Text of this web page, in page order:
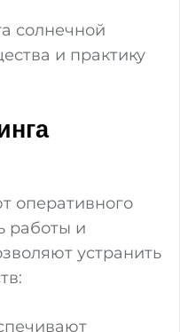
солнечной
и практику
оперативного
работы и
устранить